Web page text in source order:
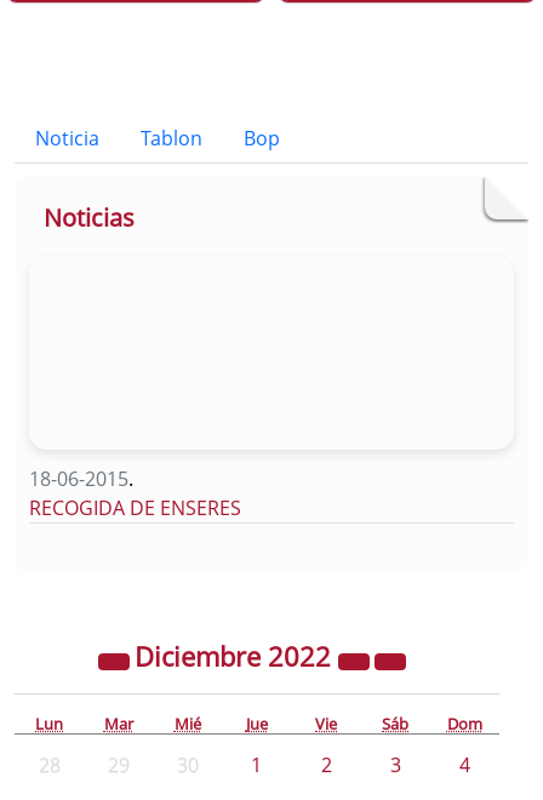
Noticia Tablon Bop
Button
Noticias
18-06-2015.
RECOGIDA DE ENSERES
Diciembre 2022
Lun Mar Mié Jue Vie Sáb Dom
28 29 30 1 2 3
4